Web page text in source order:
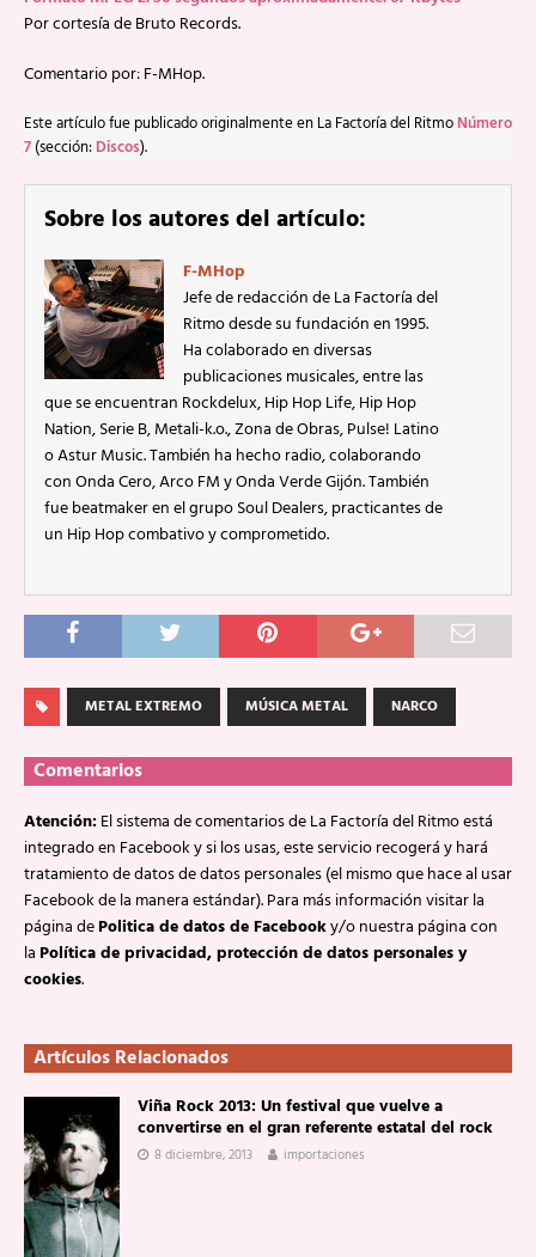
Por cortesía de Bruto Records.
Comentario por: F-MHop.
Este artículo fue publicado originalmente en La Factoría del Ritmo Número
7 (sección: Discos).
Sobre los autores del artículo:
F-MHop
Jefe de redacción de La Factoría del
Ritmo desde su fundación en 1995.
Ha colaborado en diversas
publicaciones musicales, entre las
que se encuentran Rockdelux, Hip Hop Life, Hip Hop
Nation, Serie B, Metali-k.o., Zona de Obras, Pulse! Latino
o Astur Music. También ha hecho radio, colaborando
con Onda Cero, Arco FM y Onda Verde Gijón. También
fue beatmaker en el grupo Soul Dealers, practicantes de
un Hip Hop combativo y comprometido.
METAL EXTREMO MÚSICA METAL NARCO
Comentarios
Atención:El sistema de comentarios de La Factoría del Ritmo está
integrado en Facebook y si los usas, este servicio recogerá y hará
tratamiento de datos de datos personales (el mismo que hace al usar
Facebook de la manera estándar). Para más información visitar la
página dePolitica de datos de Facebooky/o nuestra página con
laPolítica de privacidad, protección de datos personales y
cookies.
Artículos Relacionados
Viña Rock 2013: Un festival que vuelve a
convertirse en el gran referente estatal del rock
8 diciembre, 2013 importaciones